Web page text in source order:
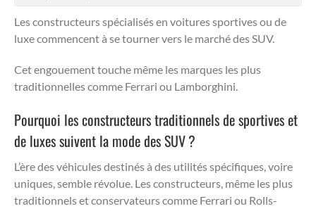
Les constructeurs spécialisés en voitures sportives ou de
luxe commencent à se tourner vers le marché des SUV.
Cet engouement touche même les marques les plus
traditionnelles comme Ferrari ou Lamborghini.
Pourquoi les constructeurs traditionnels de sportives et
de luxes suivent la mode des SUV ?
L’ère des véhicules destinés à des utilités spécifiques, voire
uniques, semble révolue. Les constructeurs, même les plus
traditionnels et conservateurs comme Ferrari ou Rolls-